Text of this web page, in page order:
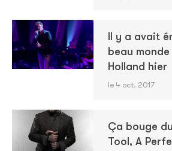
Il y a avait
beau
Holland hier
le 4 oct. 2017
Ça bouge
Tool, A